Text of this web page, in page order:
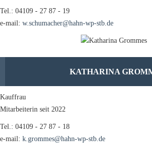
Tel.: 04109 - 27 87 - 19
e-mail: w.schumacher@hahn-wp-stb.de
KATHARINA
Kauffrau
Mitarbeiterin seit 2022
Tel.: 04109 - 27 87 - 18
e-mail: k.grommes@hahn-wp-stb.de